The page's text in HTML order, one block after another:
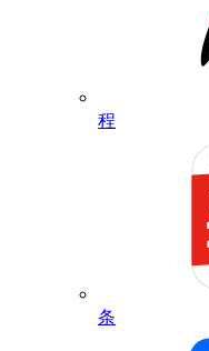
程
条